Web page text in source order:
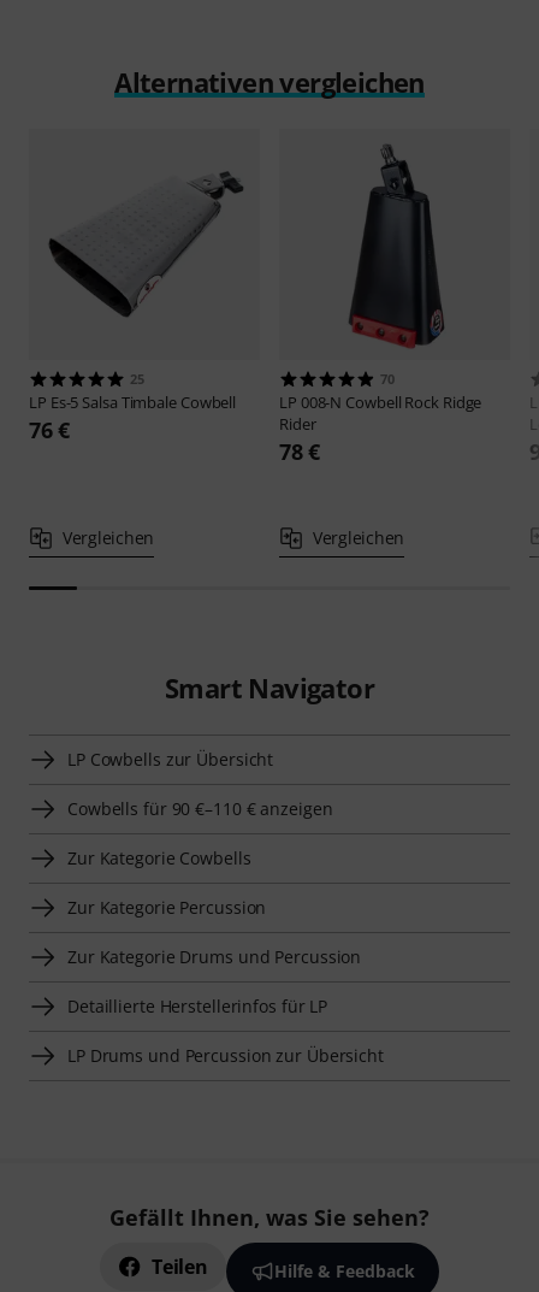
Alternativen vergleichen
25
LP Es-5 Salsa Timbale Cowbell
76 €
Vergleichen
70
LP 008-N Cowbell Rock Ridge
Rider
78 €
Vergleichen
Smart Navigator
LP Cowbells zur Übersicht
Cowbells für 90 €–110 € anzeigen
Zur Kategorie Cowbells
Zur Kategorie Percussion
Zur Kategorie Drums und Percussion
Detaillierte Herstellerinfos für LP
LP Drums und Percussion zur Übersicht
Gefällt Ihnen, was Sie sehen?
Teilen Hilfe & Feedback